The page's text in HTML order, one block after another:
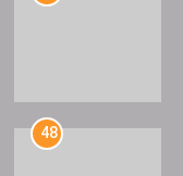
48